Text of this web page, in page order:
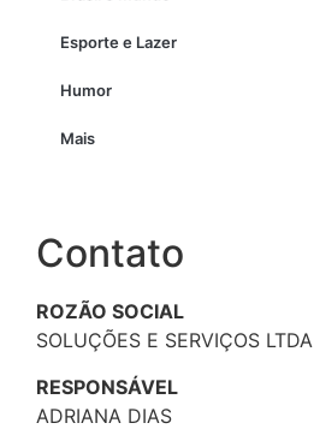
Esporte e Lazer
Humor
Mais
Contato
ROZÃO SOCIAL
SOLUÇÕES E SERVIÇOS LTDA
RESPONSÁVEL
ADRIANA DIAS